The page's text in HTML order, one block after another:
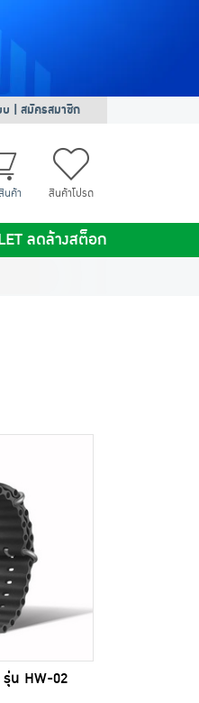
บ | สมัครสมาชิก
นค้า สินค้าโปรด
ลดล้างสต็อก
น HW-02